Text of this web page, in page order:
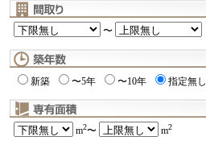
〜
新築 〜5年 〜10年 指定無し
m2〜 m2